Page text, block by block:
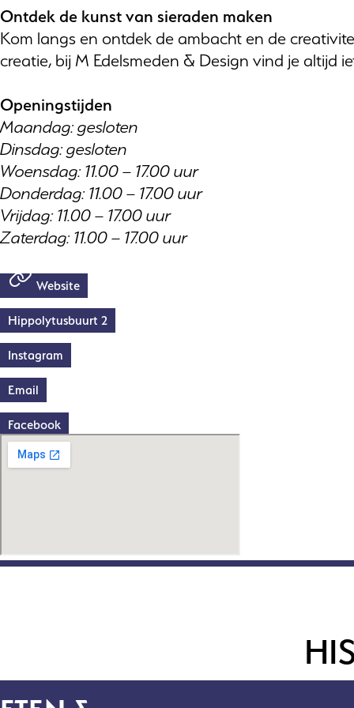
Ontdek de kunst van sieraden maken
Kom langs en ontdek de ambacht en de
creatie, bij M Edelsmeden & Design vind je altijd
Openingstijden
Maandag: gesloten
Dinsdag: gesloten
Woensdag: 11.00 – 17.00 uur
Donderdag: 11.00 – 17.00 uur
Vrijdag: 11.00 – 17.00 uur
Zaterdag: 11.00 – 17.00 uur
Website
Hippolytusbuurt 2
Instagram
Email
Facebook